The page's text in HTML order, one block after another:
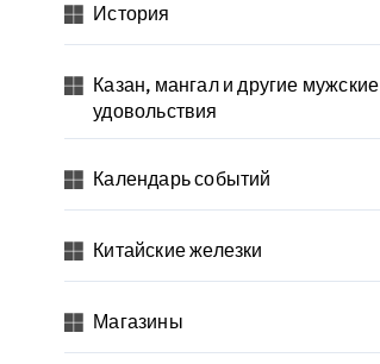
История
Казан, мангал и другие мужские
удовольствия
Календарь событий
Китайские железки
Магазины